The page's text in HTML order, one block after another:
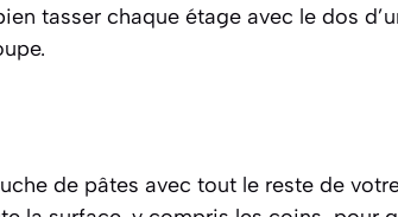
tasser chaque étage avec le dos
de pâtes avec tout le reste de